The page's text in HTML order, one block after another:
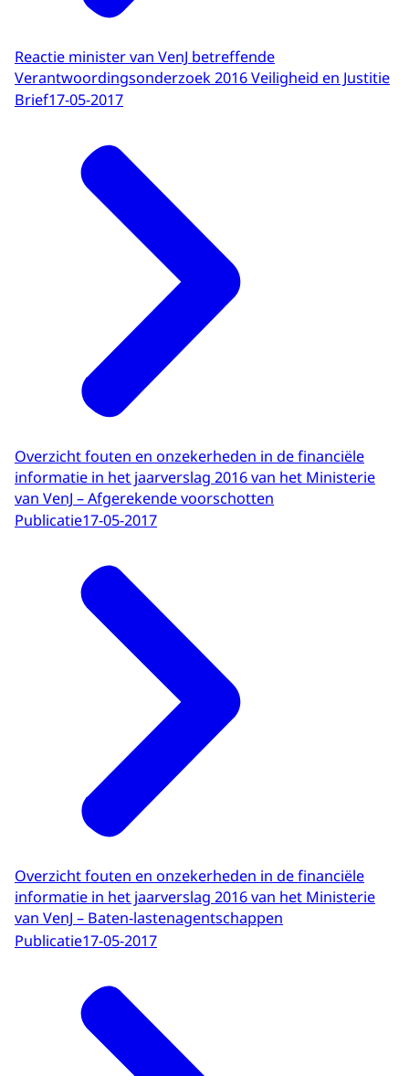
Reactie minister van VenJ betreffende
Verantwoordingsonderzoek 2016 Veiligheid en Justitie
Brief17-05-2017
Overzicht fouten en onzekerheden in de financiële
informatie in het jaarverslag 2016 van het Ministerie
van VenJ – Afgerekende voorschotten
Publicatie17-05-2017
Overzicht fouten en onzekerheden in de financiële
informatie in het jaarverslag 2016 van het Ministerie
van VenJ – Baten-lastenagentschappen
Publicatie17-05-2017